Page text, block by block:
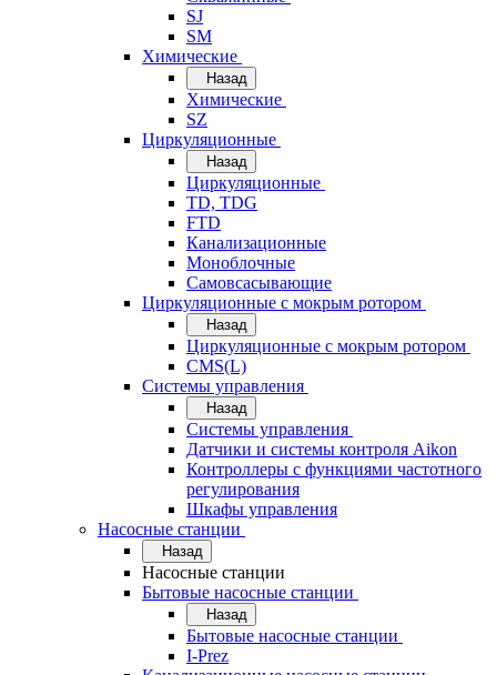
SJ
SM
Химические
Назад
Химические
SZ
Циркуляционные
Назад
Циркуляционные
TD, TDG
FTD
Канализационные
Моноблочные
Самовсасывающие
Циркуляционные с мокрым ротором
Назад
Циркуляционные с мокрым ротором
CMS(L)
Системы управления
Назад
Системы управления
Датчики и системы контроля Aikon
Контроллеры с функциями частотного
регулирования
Шкафы управления
Насосные станции
Назад
Насосные станции
Бытовые насосные станции
Назад
Бытовые насосные станции
I-Prez